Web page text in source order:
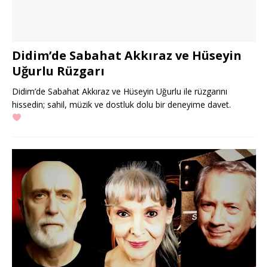
Didim’de Sabahat Akkıraz ve Hüseyin
Uğurlu Rüzgarı
Didim’de Sabahat Akkıraz ve Hüseyin Uğurlu ile rüzgarını
hissedin; sahil, müzik ve dostluk dolu bir deneyime davet.